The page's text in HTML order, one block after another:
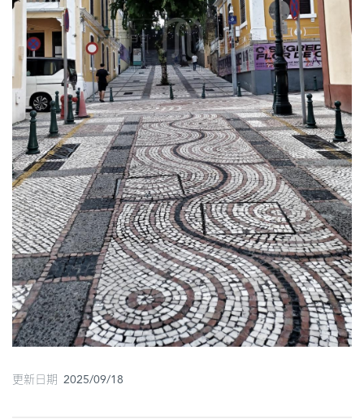
教
堂
街
市
更新日期 2025/09/18